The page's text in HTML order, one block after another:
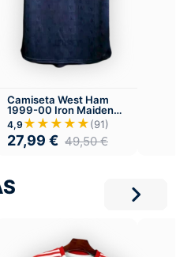
Camiseta West Ham
1999-00 Iron Maiden
Local
4,9 ★★★★★(91)
27,99 € 49,50€